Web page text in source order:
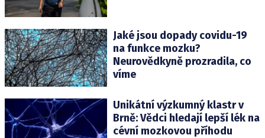
Jaké jsou dopady covidu-19
na funkce mozku?
Neurovědkyně prozradila, co
víme
Unikátní výzkumný klastr v
Brně: Vědci hledají lepší lék na
cévní mozkovou příhodu